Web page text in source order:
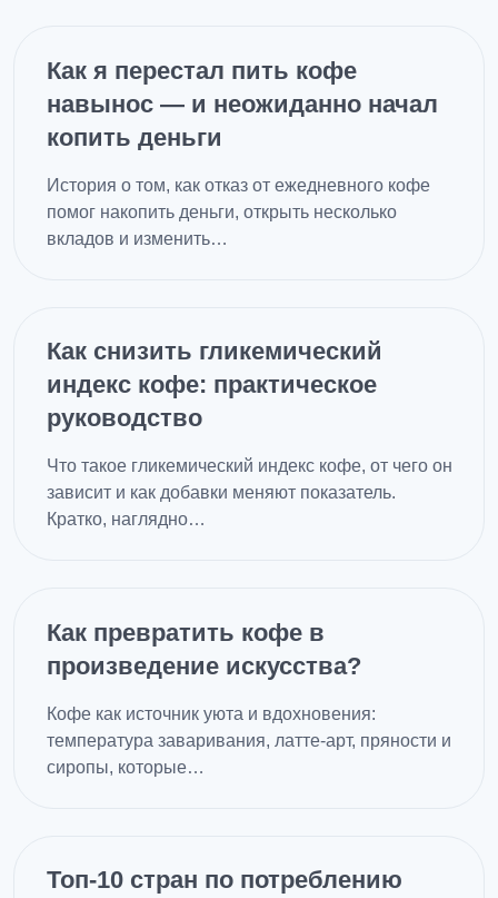
Как я перестал пить кофе
навынос — и неожиданно начал
копить деньги
История о том, как отказ от ежедневного кофе
помог накопить деньги, открыть несколько
вкладов и изменить…
Как снизить гликемический
индекс кофе: практическое
руководство
Что такое гликемический индекс кофе, от чего он
зависит и как добавки меняют показатель.
Кратко, наглядно…
Как превратить кофе в
произведение искусства?
Кофе как источник уюта и вдохновения:
температура заваривания, латте-арт, пряности и
сиропы, которые…
Топ-10 стран по потреблению